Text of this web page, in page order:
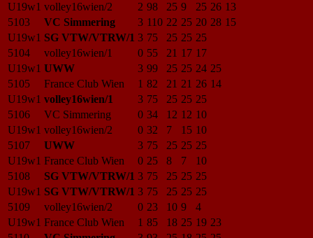
U19w1 volley16wien/2 2 98 25 9 25 26 13
5103
VC Simmering 3 110 22 25 20 28 15
U19w1 SG VTW/VTRW/1 3 75 25 25 25
5104
volley16wien/1 0 55 21 17 17
U19w1 UWW 3 99 25 25 24 25
5105
France Club Wien 1 82 21 21 26 14
U19w1 volley16wien/1 3 75 25 25 25
5106
VC Simmering 0 34 12 12 10
U19w1 volley16wien/2 0 32 7 15 10
5107
UWW 3 75 25 25 25
U19w1 France Club Wien 0 25 8 7
10
5108
SG VTW/VTRW/1 3 75 25 25 25
U19w1 SG VTW/VTRW/1 3 75 25 25 25
5109
volley16wien/2 0 23 10 9
4
U19w1 France Club Wien 1 85 18 25 19 23